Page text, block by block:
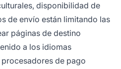
disponibilidad de
de envío están limitando las
páginas de destino
a los idiomas
de pago